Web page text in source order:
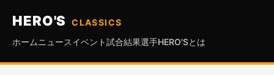
HERO'S
CLASSICS
ホーム ニュースイベント試合結果選手HERO'Sとは